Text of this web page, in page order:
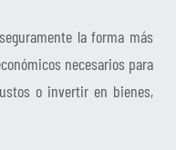
la forma más
necesarios para
o invertir en bienes,